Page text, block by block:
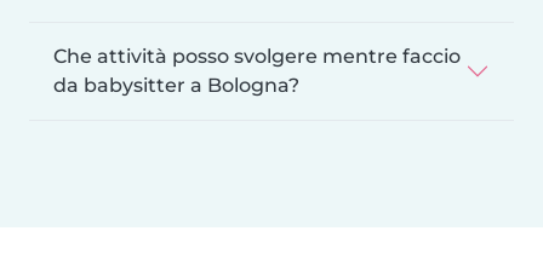
Che attività posso svolgere mentre faccio
da babysitter a Bologna?